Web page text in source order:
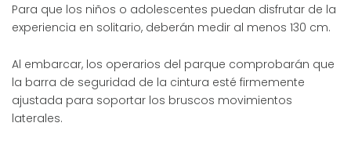
Para que los niños o adolescentes puedan disfrutar de la
experiencia en solitario, deberán medir al menos 130 cm.
Al embarcar, los operarios del parque comprobarán que
la barra de seguridad de la cintura esté firmemente
ajustada para soportar los bruscos movimientos
laterales.